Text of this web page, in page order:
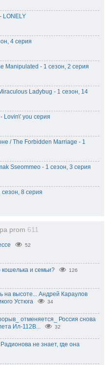
LONELY
4 серия
Manipulated - 1 сезон, 2 серия
Ladybug - 1 сезон, 14
Lovin\' you серия
/ The Forbidden Marriage - 1
Sseommeo - 1 сезон, 3 серия
8 серия
prom 611
52
кошелька и семьи? 126
на высоте... Андрей Караулов
Устюга
34
отменяется_ Россия снова
Ил-112В...
32
не знает, где она